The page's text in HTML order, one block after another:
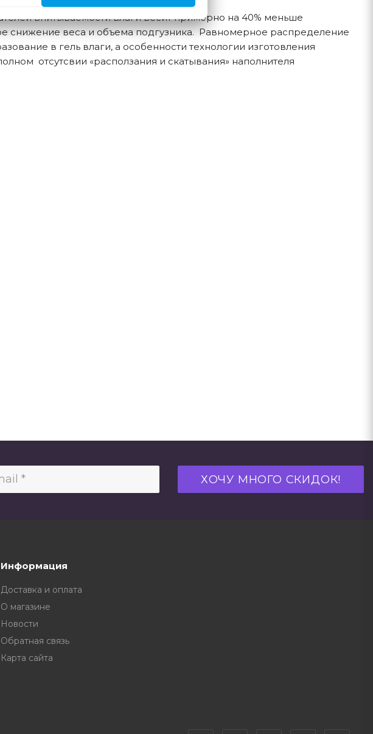
впитываемости влаги весит примерно на 40% меньше
снижение веса и объема подгузника. Равномерное распределение
в гель влаги, а особенности технологии изготовления
отсутсвии «расползания и скатывания» наполнителя
Информация
Доставка и оплата
О магазине
Новости
Обратная связь
Карта сайта